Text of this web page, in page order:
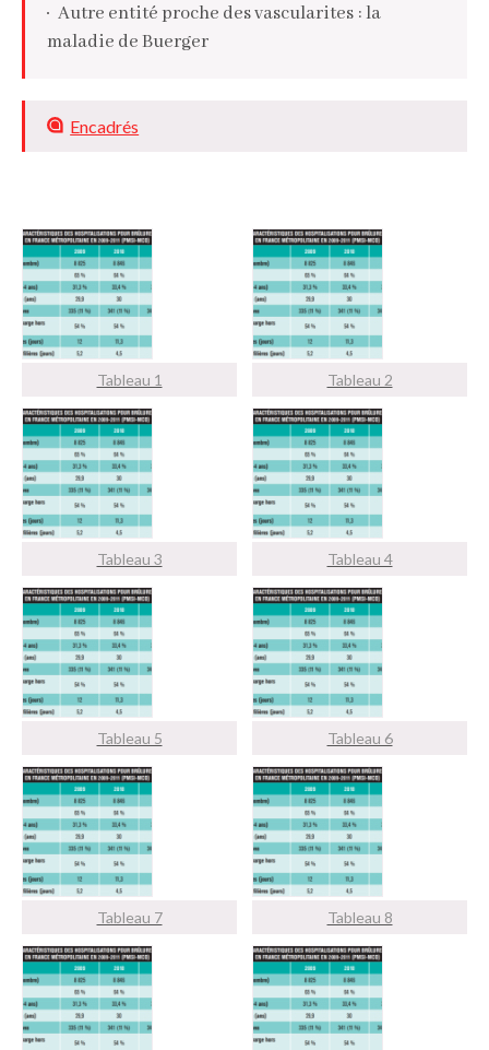
Autre entité proche des vascularites : la
maladie de Buerger
Encadrés
Tableau 1 Tableau 2
Tableau 3 Tableau 4
Tableau 5 Tableau 6
Tableau 7 Tableau 8